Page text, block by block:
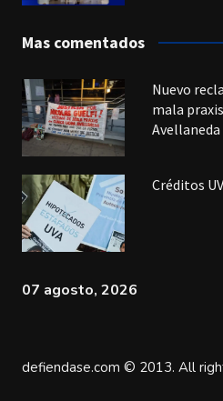
Mas comentados
Nuevo
mala
Avellaneda
Créditos
07 agosto, 2026
defiendase.com © 2013. All